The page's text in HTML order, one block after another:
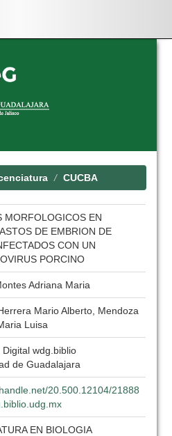
CUCBA
MORFOLOGICOS EN
DE EMBRION DE
CON UN
PORCINO
Adriana Maria
Mario Alberto, Mendoza
Luisa
Digital wdg.biblio
de Guadalajara
20.500.12104/21888
EN BIOLOGIA